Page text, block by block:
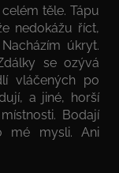
těle. Tápu
nedokážu říct,
úkryt.
se ozývá
vláčených po
a jiné, horší
Bodají
mé mysli. Ani